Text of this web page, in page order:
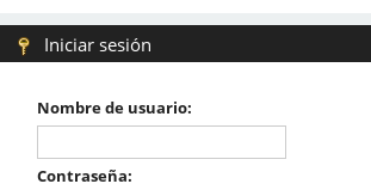
Iniciar sesión
Nombre de usuario:
Contraseña: